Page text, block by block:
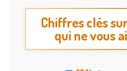
Chiffres clés
qui ne vous